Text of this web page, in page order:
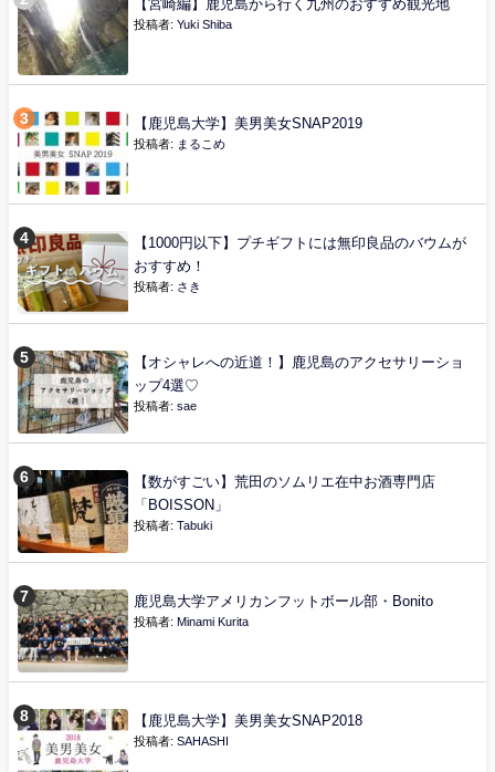
【宮崎編】鹿児島から行く九州のおすすめ観光地
投稿者: Yuki Shiba
【鹿児島大学】美男美女SNAP2019
投稿者: まるこめ
【1000円以下】プチギフトには無印良品のバウムが
おすすめ！
投稿者: さき
【オシャレへの近道！】鹿児島のアクセサリーショ
ップ4選♡
投稿者: sae
【数がすごい】荒田のソムリエ在中お酒専門店
「BOISSON」
投稿者: Tabuki
鹿児島大学アメリカンフットボール部・Bonito
投稿者: Minami Kurita
【鹿児島大学】美男美女SNAP2018
投稿者: SAHASHI